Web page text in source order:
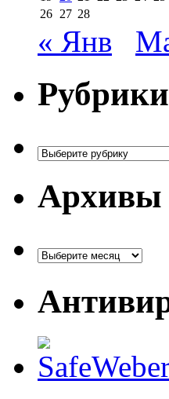
26 27 28
« Янв
Рубрики
Рубрики
Архивы